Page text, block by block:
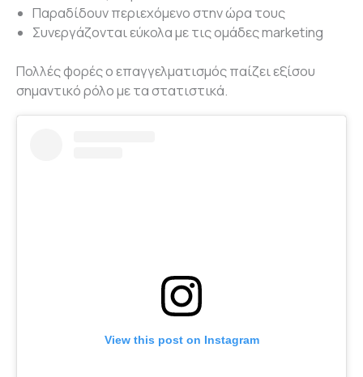
Παραδίδουν περιεχόμενο στην ώρα τους
Συνεργάζονται εύκολα με τις ομάδες marketing
Πολλές φορές ο επαγγελματισμός παίζει εξίσου
σημαντικό ρόλο με τα στατιστικά.
View this post on Instagram